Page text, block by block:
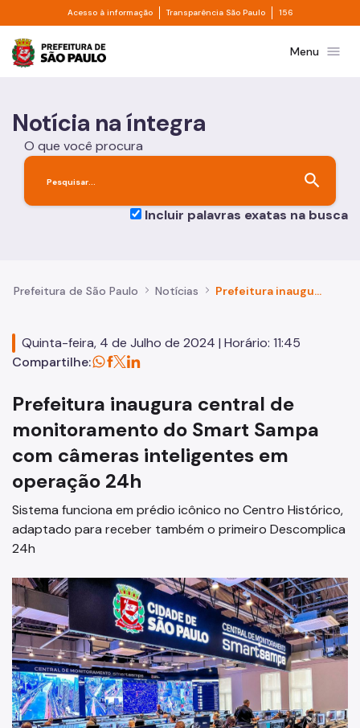
Pular para o Conteúdo principal
Acesso à informação Divisor de acesso à informação
Transparência São Paulo Divisor de
156
Prefeitura de São PauloMenu menu
Notícia na íntegra
O que você procura
search
Incluir palavras exatas na busca
Prefeitura de São Paulo Notícias Prefeitura inaugura central de monitoramento do Smart Sampa com câmeras inteligentes em operação 24h
Quinta-feira, 4 de Julho de 2024 | Horário: 11:45
Compartilhe:
Prefeitura inaugura central de
monitoramento do Smart Sampa
com câmeras inteligentes em
operação 24h
Sistema funciona em prédio icônico no Centro Histórico,
adaptado para receber também o primeiro Descomplica
24h